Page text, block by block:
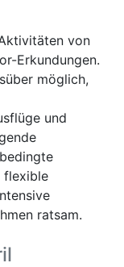
von
Erkundungen.
möglich,
und
flexible
ratsam.